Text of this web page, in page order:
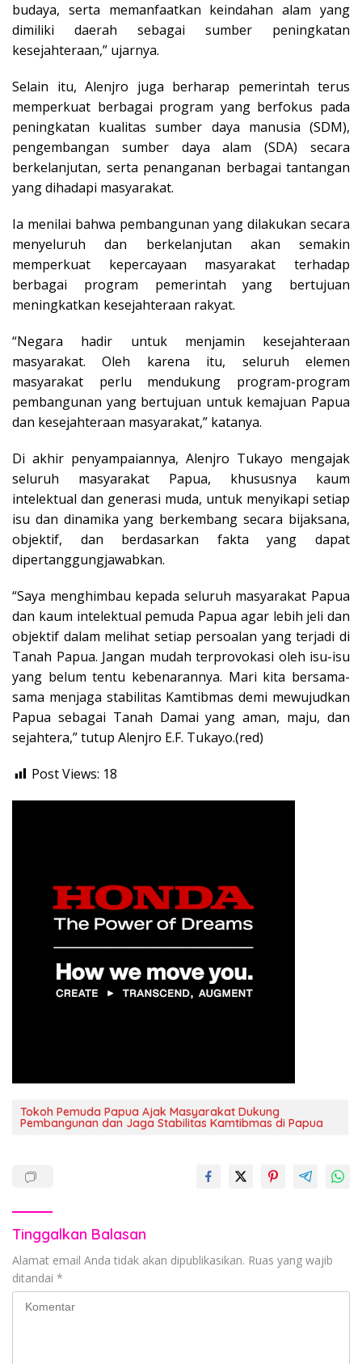
budaya, serta memanfaatkan keindahan alam yang
dimiliki daerah sebagai sumber peningkatan
kesejahteraan,” ujarnya.
Selain itu, Alenjro juga berharap pemerintah terus
memperkuat berbagai program yang berfokus pada
peningkatan kualitas sumber daya manusia (SDM),
pengembangan sumber daya alam (SDA) secara
berkelanjutan, serta penanganan berbagai tantangan
yang dihadapi masyarakat.
Ia menilai bahwa pembangunan yang dilakukan secara
menyeluruh dan berkelanjutan akan semakin
memperkuat kepercayaan masyarakat terhadap
berbagai program pemerintah yang bertujuan
meningkatkan kesejahteraan rakyat.
“Negara hadir untuk menjamin kesejahteraan
masyarakat. Oleh karena itu, seluruh elemen
masyarakat perlu mendukung program-program
pembangunan yang bertujuan untuk kemajuan Papua
dan kesejahteraan masyarakat,” katanya.
Di akhir penyampaiannya, Alenjro Tukayo mengajak
seluruh masyarakat Papua, khususnya kaum
intelektual dan generasi muda, untuk menyikapi setiap
isu dan dinamika yang berkembang secara bijaksana,
objektif, dan berdasarkan fakta yang dapat
dipertanggungjawabkan.
“Saya menghimbau kepada seluruh masyarakat Papua
dan kaum intelektual pemuda Papua agar lebih jeli dan
objektif dalam melihat setiap persoalan yang terjadi di
Tanah Papua. Jangan mudah terprovokasi oleh isu-isu
yang belum tentu kebenarannya. Mari kita bersama-
sama menjaga stabilitas Kamtibmas demi mewujudkan
Papua sebagai Tanah Damai yang aman, maju, dan
sejahtera,” tutup Alenjro E.F. Tukayo.(red)
Post Views: 18
Tokoh Pemuda Papua Ajak Masyarakat Dukung
Pembangunan dan Jaga Stabilitas Kamtibmas di Papua
Tinggalkan Balasan
Alamat email Anda tidak akan dipublikasikan. Ruas yang wajib
ditandai *